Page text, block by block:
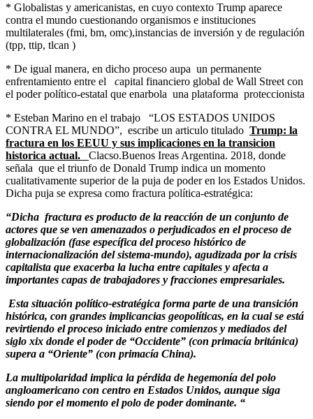
* Globalistas y americanistas, en cuyo contexto Trump aparece
contra el mundo cuestionando organismos e instituciones
multilaterales (fmi, bm, omc),instancias de inversión y de regulación
(tpp, ttip, tlcan )
* De igual manera, en dicho proceso aupa un permanente
enfrentamiento entre el
capital financiero global de Wall Street con
el poder político-estatal que enarbola una plataforma proteccionista
* Esteban Marino en el trabajo “LOS ESTADOS UNIDOS
CONTRA EL MUNDO”, escribe un articulo titulado Trump: la
fractura en los EEUU y sus implicaciones en la transicion
historica actual. Clacso.Buenos Ireas Argentina. 2018, donde
señala que el triunfo de Donald Trump indica un momento
cualitativamente superior de la puja de poder en los Estados Unidos.
Dicha puja se expresa como fractura política-estratégica:
“Dicha fractura es producto de la reacción de un conjunto de
actores que se ven amenazados o perjudicados en el proceso de
globalización (fase específica del proceso histórico de
internacionalización del sistema-mundo), agudizada por la crisis
capitalista que exacerba la lucha entre capitales y afecta a
importantes capas de trabajadores y fracciones empresariales.
Esta situación político-estratégica forma parte de una transición
histórica, con grandes implicancias geopolíticas, en la cual se está
revirtiendo el proceso iniciado entre comienzos y mediados del
siglo xix donde el poder de “Occidente” (con primacía británica)
supera a “Oriente” (con primacía China).
La multipolaridad implica la pérdida de hegemonía del polo
angloamericano con centro en Estados Unidos, aunque siga
siendo por el momento el polo de poder dominante. “